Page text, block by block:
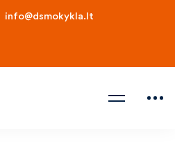
info@dsmokykla.lt